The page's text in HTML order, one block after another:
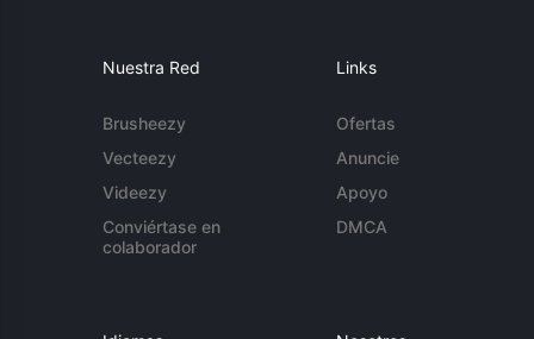
Nuestra Red
Brusheezy
Vecteezy
Videezy
Conviértase en
colaborador
Links
Ofertas
Anuncie
Apoyo
DMCA